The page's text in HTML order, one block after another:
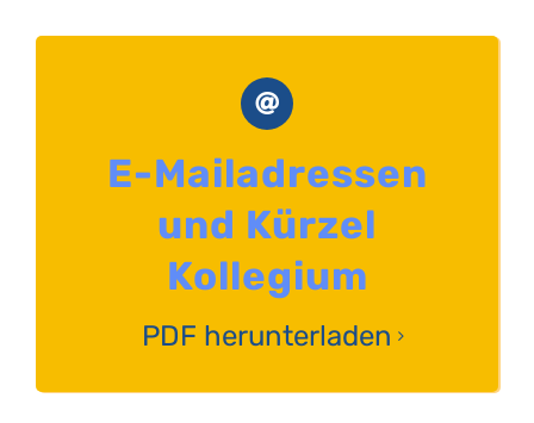
E-Mailadressen
und Kürzel
Kollegium
PDF herunterladen